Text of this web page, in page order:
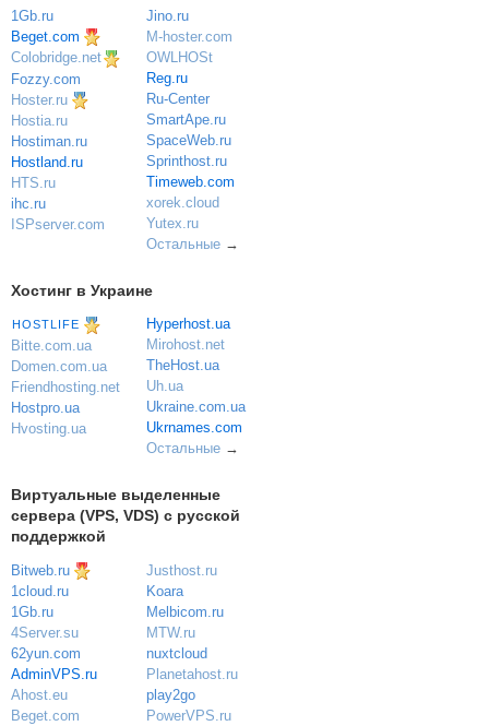
1Gb.ru
Beget.com
Colobridge.net
Fozzy.com
Hoster.ru
Hostia.ru
Hostiman.ru
Hostland.ru
HTS.ru
ihc.ru
ISPserver.com
Jino.ru
M-hoster.com
OWLHOSt
Reg.ru
Ru-Center
SmartApe.ru
SpaceWeb.ru
Sprinthost.ru
Timeweb.com
xorek.cloud
Yutex.ru
Остальные→
Хостинг в Украине
HOSTLIFE
Bitte.com.ua
Domen.com.ua
Friendhosting.net
Hostpro.ua
Hvosting.ua
Hyperhost.ua
Mirohost.net
TheHost.ua
Uh.ua
Ukraine.com.ua
Ukrnames.com
Остальные→
Виртуальные выделенные
сервера (VPS, VDS) с русской
поддержкой
Bitweb.ru
1cloud.ru
1Gb.ru
4Server.su
62yun.com
AdminVPS.ru
Ahost.eu
Beget.com
Justhost.ru
Koara
Melbicom.ru
MTW.ru
nuxtcloud
Planetahost.ru
play2go
PowerVPS.ru